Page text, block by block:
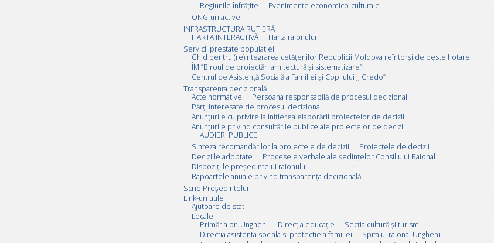
Regiunile înfrățite
Evenimente economico-culturale
ONG-uri active
INFRASTRUCTURA RUTIERĂ
HARTA INTERACTIVĂ
Harta raionului
Servicii prestate populatiei
Ghid pentru (re)integrarea cetățenilor Republicii Moldova reîntorși de peste hotare
ÎM ”Biroul de proiectări arhitectură și sistematizare”
Centrul de Asistență Socială a Familiei și Copilului ,, Credo”
Transparența decizională
Acte normative
Persoana responsabilă de procesul decizional
Părți interesate de procesul decizional
Anunțurile cu privire la inițierea elaborării proiectelor de decizii
Anunțurile privind consultările publice ale proiectelor de decizii
AUDIERI PUBLICE
Sinteza recomandărilor la proiectele de decizii
Proiectele de decizii
Deciziile adoptate
Procesele verbale ale ședințelor Consiliului Raional
Dispozițiile președintelui raionului
Rapoartele anuale privind transparența decizională
Scrie Preşedintelui
Link-uri utile
Ajutoare de stat
Locale
Primăria or. Ungheni
Direcția educație
Secția cultură și turism
Directia asistenta sociala si protectie a familiei
Spitalul raional Ungheni